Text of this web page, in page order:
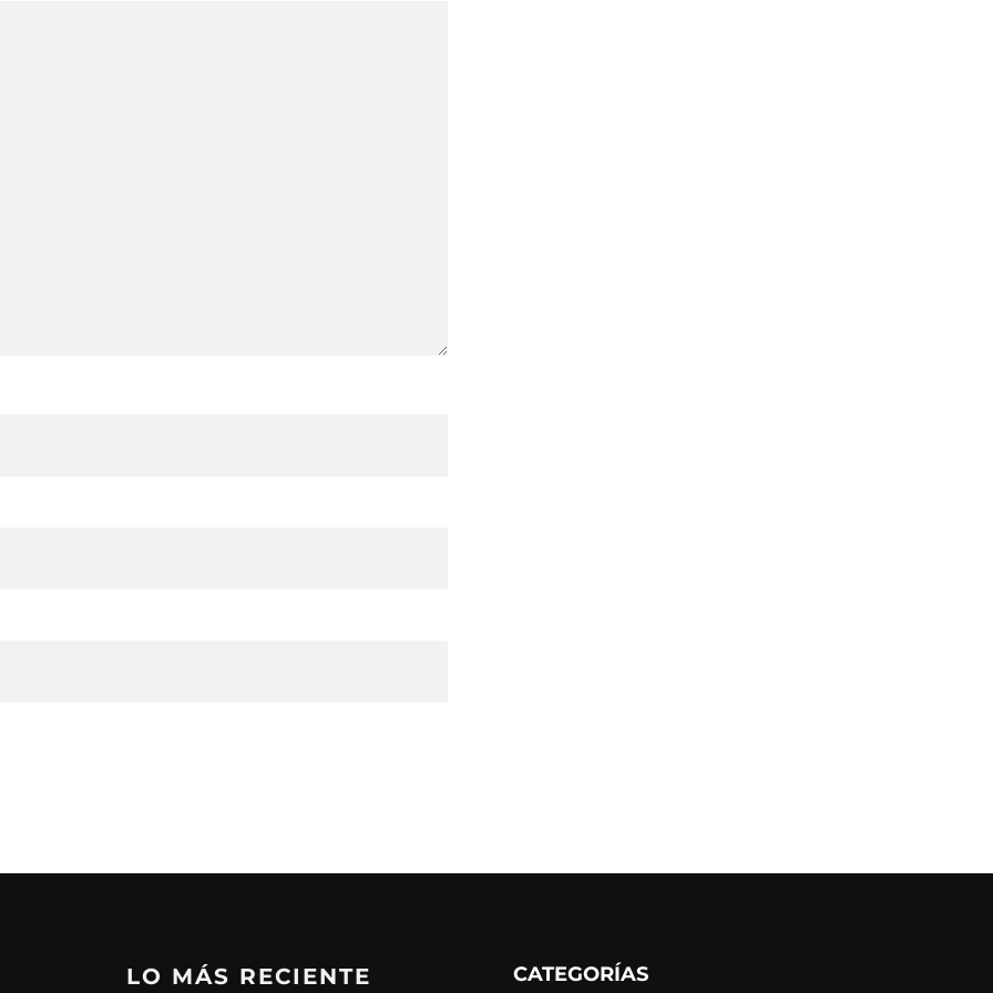
LO MÁS RECIENTE CATEGORÍAS